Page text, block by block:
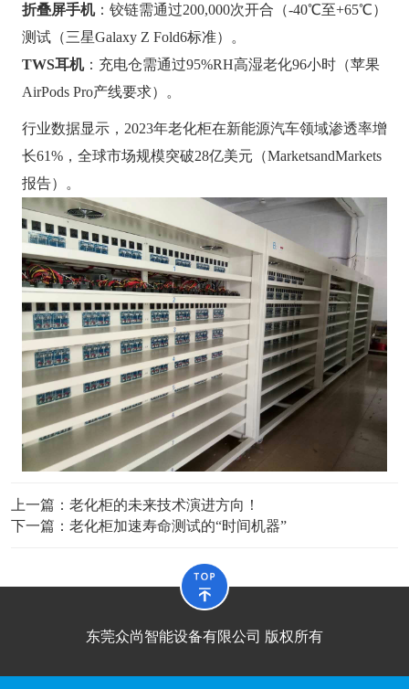
折叠屏手机：铰链需通过200,000次开合（-40℃至+65℃）
测试（三星Galaxy Z Fold6标准）。
TWS耳机：充电仓需通过95%RH高湿老化96小时（苹果
AirPods Pro产线要求）。
行业数据显示，2023年老化柜在新能源汽车领域渗透率增
长61%，全球市场规模突破28亿美元（MarketsandMarkets
报告）。
上一篇： 老化柜的未来技术演进方向！
下一篇： 老化柜加速寿命测试的“时间机器”
东莞众尚智能设备有限公司 版权所有